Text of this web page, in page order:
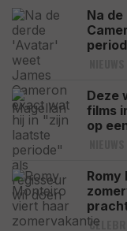
Na
Deze
films
op